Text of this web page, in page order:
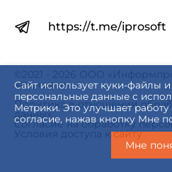
Сайт использует куки-файлы
персональные данные с
Метрики. Это улучшает
согласие, нажав кнопку Мне
Мне
https://t.me/iprosoft
©2021 - 2026 ООО
защищены.
Политика в отношении
данных
Согласие на обработку
Условия доступа к сайту